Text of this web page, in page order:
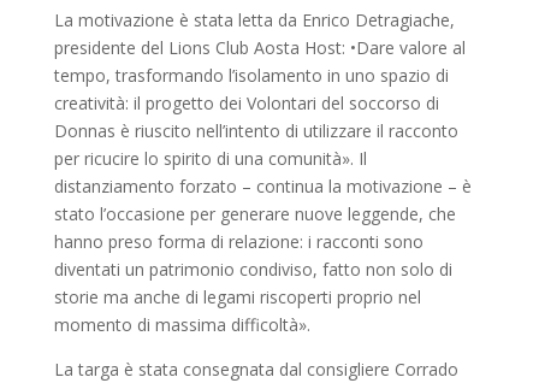
La motivazione è stata letta da Enrico Detragiache,
presidente del Lions Club Aosta Host: •Dare valore al
tempo, trasformando l’isolamento in uno spazio di
creatività: il progetto dei Volontari del soccorso di
Donnas è riuscito nell’intento di utilizzare il racconto
per ricucire lo spirito di una comunità». Il
distanziamento forzato – continua la motivazione – è
stato l’occasione per generare nuove leggende, che
hanno preso forma di relazione: i racconti sono
diventati un patrimonio condiviso, fatto non solo di
storie ma anche di legami riscoperti proprio nel
momento di massima difficoltà».
La targa è stata consegnata dal consigliere Corrado